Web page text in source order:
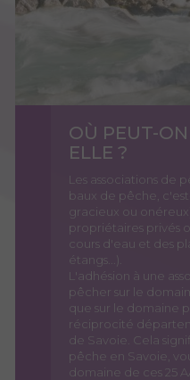
OÙ PEUT-
ELLE ?
Les associations de
baux de pêche,
gracieux ou
propriétaires privés
cours d'eau et des
étangs...).
L'adhésion à une
pêcher sur le
que sur le domaine
réciprocité
de Savoie. Cela
pêche en Savoie,
domaine de ces 25